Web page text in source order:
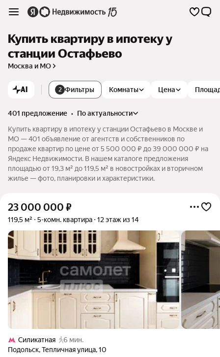
Купить квартиру в ипотеку у
станции Остафьево
Москва и МО
AI 2 Фильтры Комнаты Цена
401 предложение •
по актуальности
Купить квартиру в ипотеку у станции Остафьево в Москве и
МО — 401 объявление от агентств и собственников по
продаже квартир по цене от 5 500 000 ₽ до 39 000 000 ₽ на
Яндекс Недвижимости. В нашем каталоге предложения
площадью от 19,3 м² до 119,5 м² в новостройках и вторичном
жилье — фото, планировки и характеристики.
23 000 000 ₽
119,5 м² 5-комн. квартира 12 этаж из 14
Силикатная
6 мин.
Подольск,Тепличная улица,10